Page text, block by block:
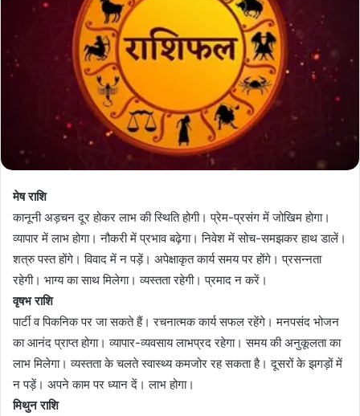
मेष राशि
कानूनी अड़चन दूर होकर लाभ की स्थिति होगी। प्रेम-प्रसंग में जोखिम होगा।
व्यापार में लाभ होगा। नौकरी में प्रभाव बढ़ेगा। निवेश में सोच-समझकर हाथ डालें।
शत्रु पस्त होंगे। विवाद में न पड़ें। अपेक्षाकृत कार्य समय पर होंगे। प्रसन्नता
रहेगी। भाग्य का साथ मिलेगा। व्यस्तता रहेगी। प्रमाद न करें।
वृषभ राशि
पार्टी व पिकनिक पर जा सकते हैं। रचनात्मक कार्य सफल रहेंगे। मनपसंद भोजन
का आनंद प्राप्त होगा। व्यापार-व्यवसाय लाभप्रद रहेगा। समय की अनुकूलता का
लाभ मिलेगा। व्यस्तता के चलते स्वास्थ्य कमजोर रह सकता है। दूसरों के झगड़ों में
न पड़ें। अपने काम पर ध्यान दें। लाभ होगा।
मिथुन राशि